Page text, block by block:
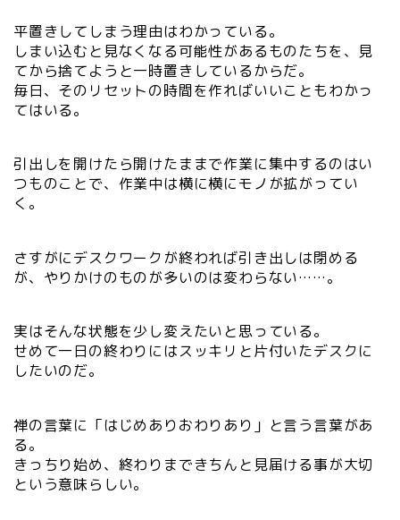
平置きしてしまう理由はわかっている。
しまい込むと見なくなる可能性があるものたちを、見
てから捨てようと一時置きしているからだ。
毎日、そのリセットの時間を作ればいいこともわかっ
てはいる。
引出しを開けたら開けたままで作業に集中するのはい
つものことで、作業中は横に横にモノが拡がってい
く。
さすがにデスクワークが終われば引き出しは閉める
が、やりかけのものが多いのは変わらない……。
実はそんな状態を少し変えたいと思っている。
せめて一日の終わりにはスッキリと片付いたデスクに
したいのだ。
禅の言葉に「はじめありおわりあり」と言う言葉があ
る。
きっちり始め、終わりまできちんと見届ける事が大切
という意味らしい。